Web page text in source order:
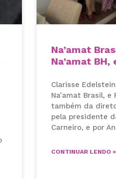
Na’amat
Na’amat
Clarisse
Na’amat Brasil, e
também da
pela presidente
Carneiro, e por
CONTINUAR LENDO »